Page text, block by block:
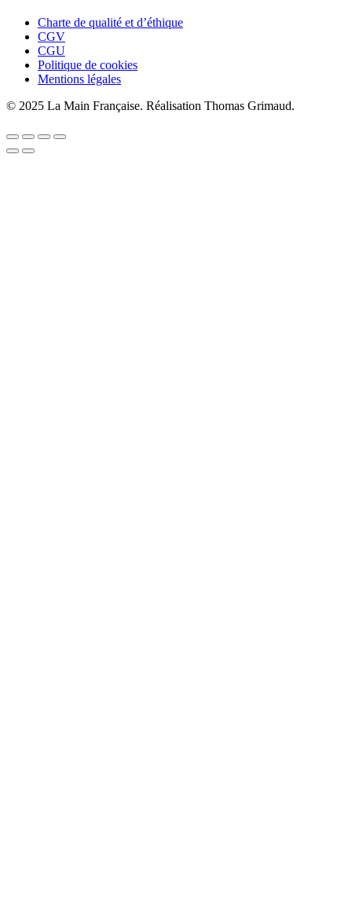
Charte de qualité et d’éthique
CGV
CGU
Politique de cookies
Mentions légales
© 2025 La Main Française. Réalisation Thomas Grimaud.